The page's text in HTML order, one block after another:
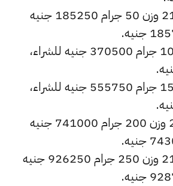
أسعار الذهب عيار 21 وزن 50 جرام 185250 جنيه
سعر عيار 21 وزن 100 جرام 370500 جنيه للشراء،
سعر عيار 21 وزن 150 جرام 555750 جنيه للشراء،
سعر الذهب عيار 21 وزن 200 جرام 741000 جنيه
أسعار الذهب عيار 21 وزن 250 جرام 926250 جنيه